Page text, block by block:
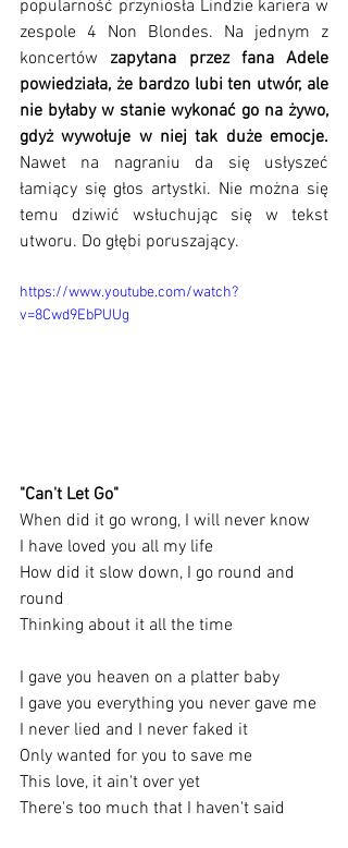
popularność przyniosła Lindzie kariera w
zespole 4 Non Blondes. Na jednym z
koncertów zapytana przez fana Adele
powiedziała, że bardzo lubi ten utwór, ale
nie byłaby w stanie wykonać go na żywo,
gdyż wywołuje w niej tak duże emocje.
Nawet na nagraniu da się usłyszeć
łamiący się głos artystki. Nie można się
temu dziwić wsłuchując się w tekst
utworu. Do głębi poruszający.
https://www.youtube.com/watch?
v=8Cwd9EbPUUg
"Can't Let Go"
When did it go wrong, I will never know
I have loved you all my life
How did it slow down, I go round and
round
Thinking about it all the time
I gave you heaven on a platter baby
I gave you everything you never gave me
I never lied and I never faked it
Only wanted for you to save me
This love, it ain't over yet
There's too much that I haven't said